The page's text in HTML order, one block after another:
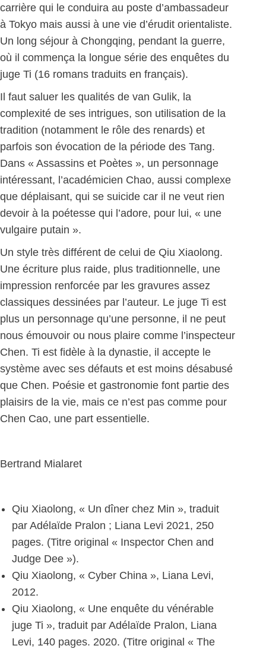
carrière qui le conduira au poste d’ambassadeur
à Tokyo mais aussi à une vie d’érudit orientaliste.
Un long séjour à Chongqing, pendant la guerre,
où il commença la longue série des enquêtes du
juge Ti (16 romans traduits en français).
Il faut saluer les qualités de van Gulik, la
complexité de ses intrigues, son utilisation de la
tradition (notamment le rôle des renards) et
parfois son évocation de la période des Tang.
Dans « Assassins et Poètes », un personnage
intéressant, l’académicien Chao, aussi complexe
que déplaisant, qui se suicide car il ne veut rien
devoir à la poétesse qui l’adore, pour lui, « une
vulgaire putain ».
Un style très différent de celui de Qiu Xiaolong.
Une écriture plus raide, plus traditionnelle, une
impression renforcée par les gravures assez
classiques dessinées par l’auteur. Le juge Ti est
plus un personnage qu’une personne, il ne peut
nous émouvoir ou nous plaire comme l’inspecteur
Chen. Ti est fidèle à la dynastie, il accepte le
système avec ses défauts et est moins désabusé
que Chen. Poésie et gastronomie font partie des
plaisirs de la vie, mais ce n’est pas comme pour
Chen Cao, une part essentielle.
Bertrand Mialaret
Qiu Xiaolong, « Un dîner chez Min », traduit
par Adélaïde Pralon ; Liana Levi 2021, 250
pages. (Titre original « Inspector Chen and
Judge Dee »).
Qiu Xiaolong, « Cyber China », Liana Levi,
2012.
Qiu Xiaolong, « Une enquête du vénérable
juge Ti », traduit par Adélaïde Pralon, Liana
Levi, 140 pages. 2020. (Titre original « The